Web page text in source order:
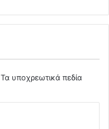
Τα υποχρεωτικά πεδία